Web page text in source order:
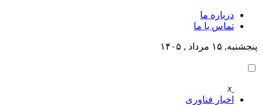
درباره ما
تماس با ما
پنجشنبه, ۱۵ مرداد , ۱۴۰۵
x
اخبار فناوری